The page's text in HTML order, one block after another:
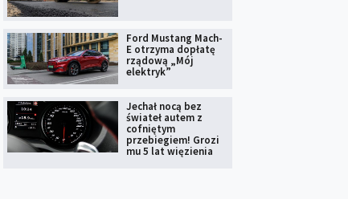
Ford Mustang Mach-
E otrzyma dopłatę
rządową „Mój
elektryk”
Jechał nocą bez
świateł autem z
cofniętym
przebiegiem! Grozi
mu 5 lat więzienia